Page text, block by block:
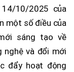
10/2025 của
một số điều của
sáng tạo về
nghệ và đổi mới
đẩy hoạt động